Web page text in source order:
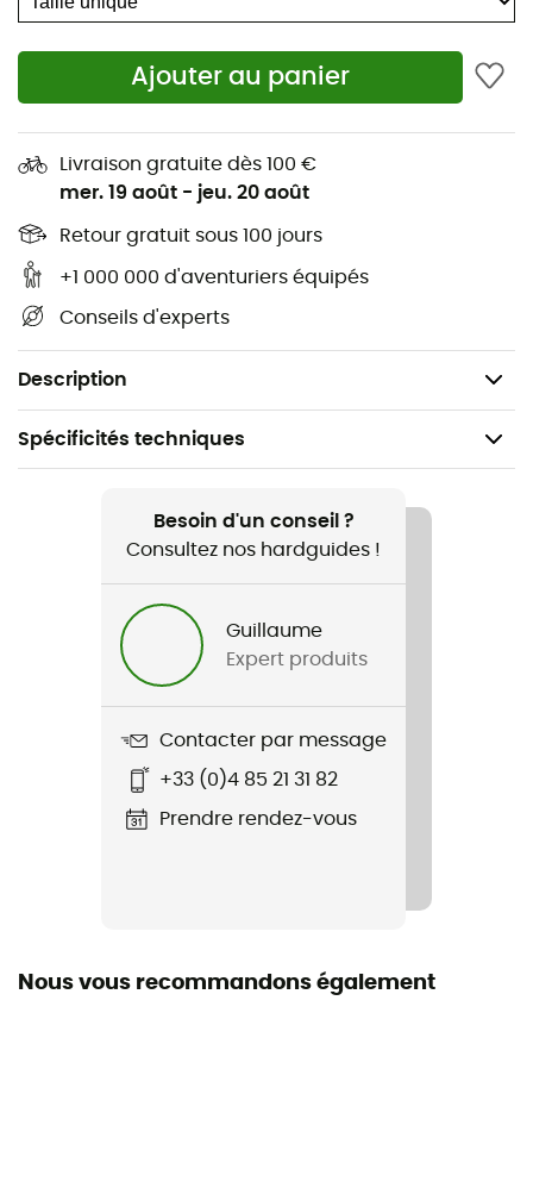
Ajouter au panier
Livraison gratuite dès 100 €
mer. 19 août - jeu. 20 août
Retour gratuit sous 100 jours
+1 000 000 d'aventuriers équipés
Conseils d'experts
Description
ouverture à l'arrière pour laisser passer une queue de
cheval.
Matières : 90 % polyester - 10 % élasthanne
Matières douces et élastiques
Ajustement parfait
Matière brossée au niveau du front pour plus de
chaleur
Confort sur la peau
Possibilité de passer la queue de cheval sur le
Ajustement renforcé sur le haut
Spécificités techniques
Randonnée / Trail / Running / Trekking / Ski de fond
Homme / Femme
Nom du produit
Microfleece Ponytail
90 % polyester - 10 % élasthanne
Besoin d'un conseil ?
Consultez nos hardguides !
Guillaume
Expert produits
Contacter par message
+33 (0)4 85 21 31 82
Prendre rendez-vous
Nous vous recommandons également